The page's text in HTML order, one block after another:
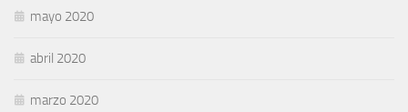
mayo 2020
abril 2020
marzo 2020